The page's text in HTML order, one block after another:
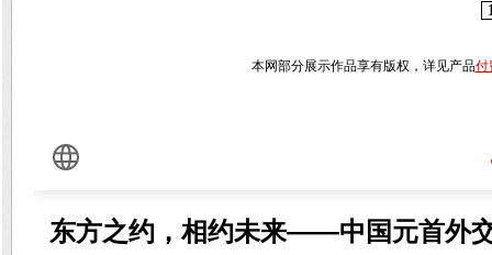
本网部分展示作品享有版权，详见产品付